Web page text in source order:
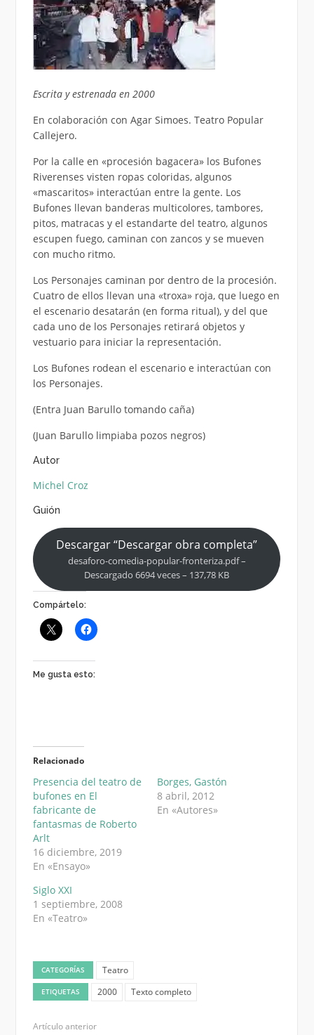
Escrita y estrenada en 2000
En colaboración con Agar Simoes. Teatro Popular
Callejero.
Por la calle en «procesión bagacera» los Bufones
Riverenses visten ropas coloridas, algunos
«mascaritos» interactúan entre la gente. Los
Bufones llevan banderas multicolores, tambores,
pitos, matracas y el estandarte del teatro, algunos
escupen fuego, caminan con zancos y se mueven
con mucho ritmo.
Los Personajes caminan por dentro de la procesión.
Cuatro de ellos llevan una «troxa» roja, que luego en
el escenario desatarán (en forma ritual), y del que
cada uno de los Personajes retirará objetos y
vestuario para iniciar la representación.
Los Bufones rodean el escenario e interactúan con
los Personajes.
(Entra Juan Barullo tomando caña)
(Juan Barullo limpiaba pozos negros)
Autor
Michel Croz
Guión
Descargar “Descargar obra completa”
desaforo-comedia-popular-fronteriza.pdf –
Descargado 6694 veces – 137,78 KB
Compártelo:
Me gusta esto:
Relacionado
Presencia del teatro de
bufones en El
fabricante de
fantasmas de Roberto
Arlt
16 diciembre, 2019
En «Ensayo»
Borges, Gastón
8 abril, 2012
En «Autores»
Siglo XXI
1 septiembre, 2008
En «Teatro»
CATEGORÍAS Teatro
ETIQUETAS 2000 Texto completo
Artículo anterior